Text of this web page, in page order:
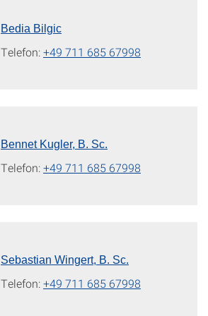
Bedia Bilgic
Telefon:+49 711 685 67998
Bennet Kugler, B. Sc.
Telefon:+49 711 685 67998
Sebastian Wingert, B. Sc.
Telefon:+49 711 685 67998